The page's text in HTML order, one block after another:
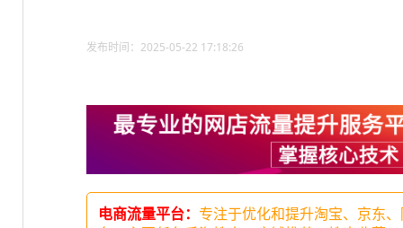
发布时间：2025-05-22 17:18:26
电商流量平台： 专注于优化和提升淘宝、京东